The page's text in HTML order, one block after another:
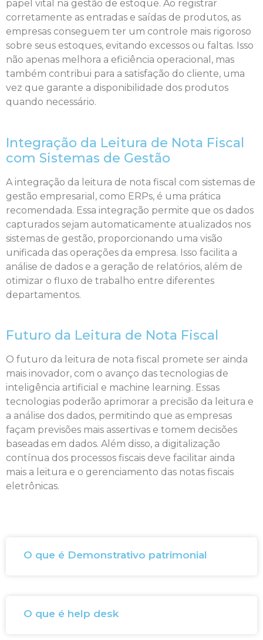
papel vital na gestão de estoque. Ao registrar
corretamente as entradas e saídas de produtos, as
empresas conseguem ter um controle mais rigoroso
sobre seus estoques, evitando excessos ou faltas. Isso
não apenas melhora a eficiência operacional, mas
também contribui para a satisfação do cliente, uma
vez que garante a disponibilidade dos produtos
quando necessário.
Integração da Leitura de Nota Fiscal
com Sistemas de Gestão
A integração da leitura de nota fiscal com sistemas de
gestão empresarial, como ERPs, é uma prática
recomendada. Essa integração permite que os dados
capturados sejam automaticamente atualizados nos
sistemas de gestão, proporcionando uma visão
unificada das operações da empresa. Isso facilita a
análise de dados e a geração de relatórios, além de
otimizar o fluxo de trabalho entre diferentes
departamentos.
Futuro da Leitura de Nota Fiscal
O futuro da leitura de nota fiscal promete ser ainda
mais inovador, com o avanço das tecnologias de
inteligência artificial e machine learning. Essas
tecnologias poderão aprimorar a precisão da leitura e
a análise dos dados, permitindo que as empresas
façam previsões mais assertivas e tomem decisões
baseadas em dados. Além disso, a digitalização
contínua dos processos fiscais deve facilitar ainda
mais a leitura e o gerenciamento das notas fiscais
eletrônicas.
O que é Demonstrativo patrimonial
O que é help desk